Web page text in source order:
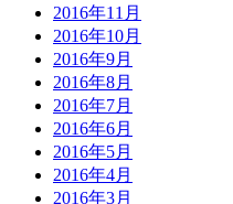
2016年11月
2016年10月
2016年9月
2016年8月
2016年7月
2016年6月
2016年5月
2016年4月
2016年3月